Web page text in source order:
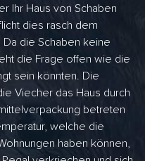
Ihr Haus von Schaben
dies rasch dem
die Schaben keine
die Frage offen wie die
sein könnten. Die
Viecher das Haus durch
betreten
welche die
haben können,